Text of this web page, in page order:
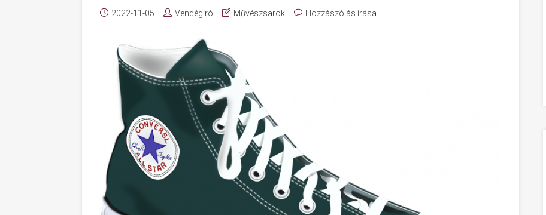
2022-11-05 Vendégíró Művészsarok Hozzászólás írása